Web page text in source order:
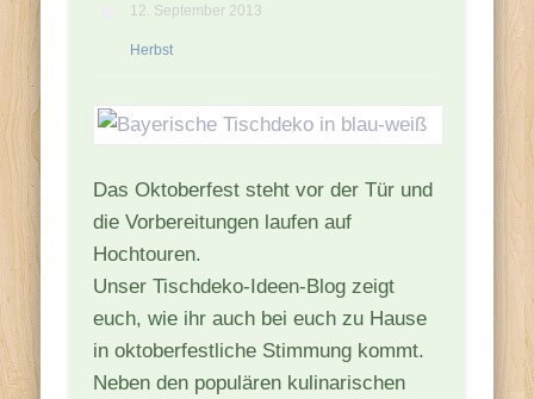
12. September 2013
Herbst
Das Oktoberfest steht vor der Tür und
die Vorbereitungen laufen auf
Hochtouren.
Unser Tischdeko-Ideen-Blog zeigt
euch, wie ihr auch bei euch zu Hause
in oktoberfestliche Stimmung kommt.
Neben den populären kulinarischen